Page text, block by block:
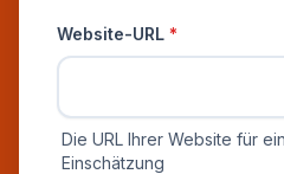
Website-URL *
Die URL Ihrer Website für
Einschätzung